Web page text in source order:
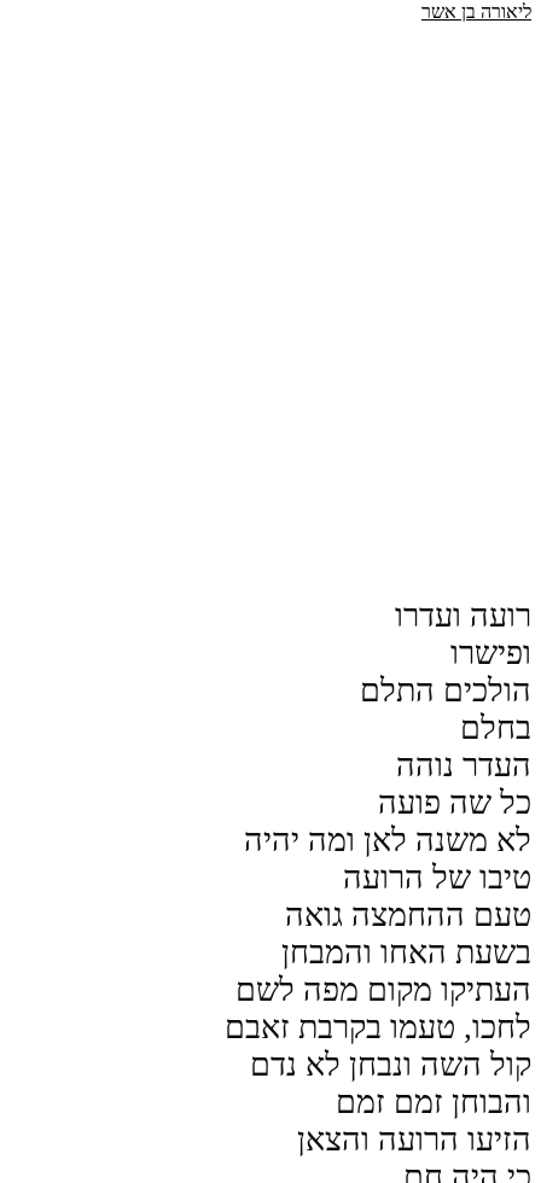
ליאורה בן אשר
רועה ועדרו
ופישרו
הולכים התלם
בחלם
העדר נוהה
כל שה פועה
לא משנה לאן ומה יהיה
טיבו של הרועה
טעם ההחמצה גואה
בשעת האחו והמבחן
העתיקו מקום מפה לשם
לחכו, טעמו בקרבת זאבם
קול השה ונבחן לא נדם
והבוחן זמם זמם
הזיעו הרועה והצאן